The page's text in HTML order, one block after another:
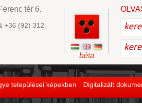
települései képekben Digitalizált
tér 6.
+36 (92) 312
béta